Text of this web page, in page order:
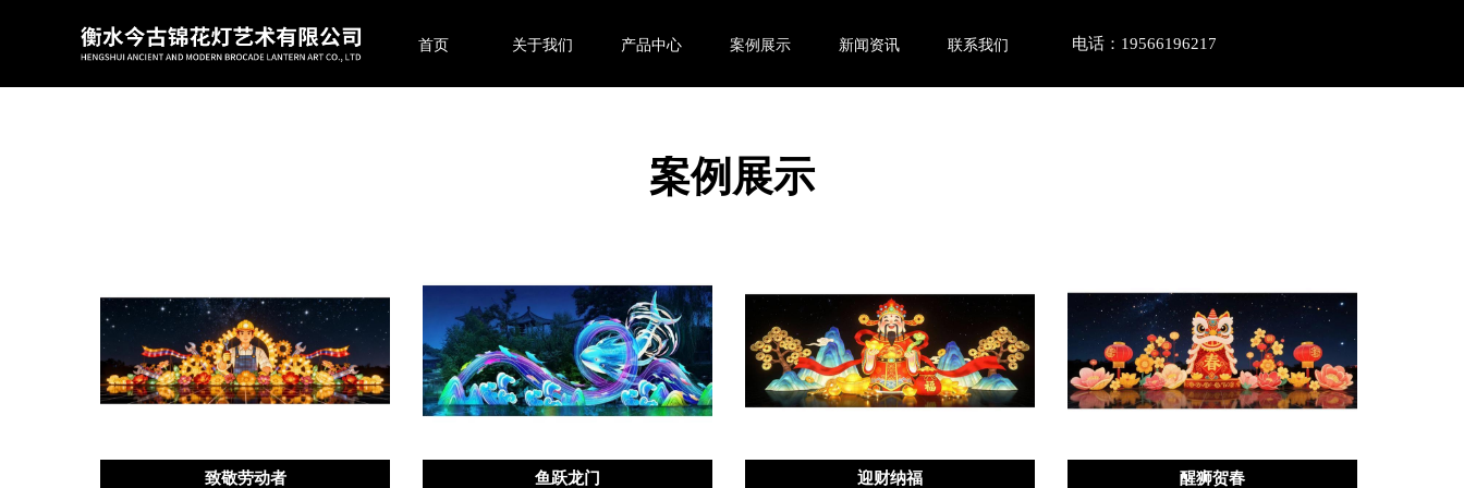
首页 关于我们 产品中心 案例展示 新闻资讯 联系我们 电话： 19566196217
案例展示
致敬劳动者 鱼跃龙门 迎财纳福 醒狮贺春